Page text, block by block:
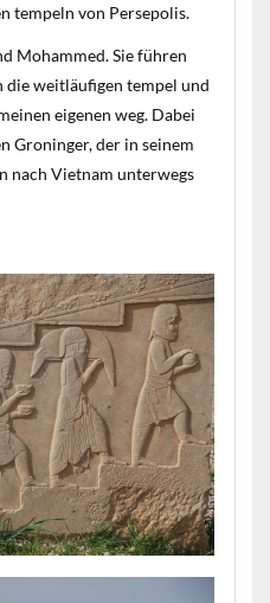
tempeln von Persepolis.
Mohammed. Sie führen
die weitläufigen tempel und
eigenen weg. Dabei
Groninger, der in seinem
nach Vietnam unterwegs